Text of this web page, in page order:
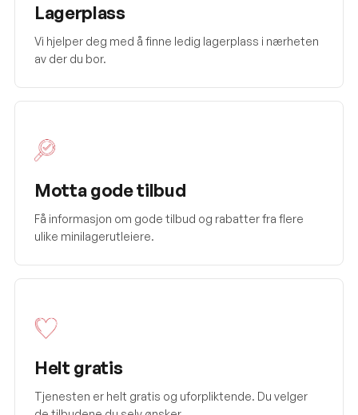
Lagerplass
Vi hjelper deg med å finne ledig lagerplass i nærheten
av der du bor.
Motta gode tilbud
Få informasjon om gode tilbud og rabatter fra flere
ulike minilagerutleiere.
Helt gratis
Tjenesten er helt gratis og uforpliktende. Du velger